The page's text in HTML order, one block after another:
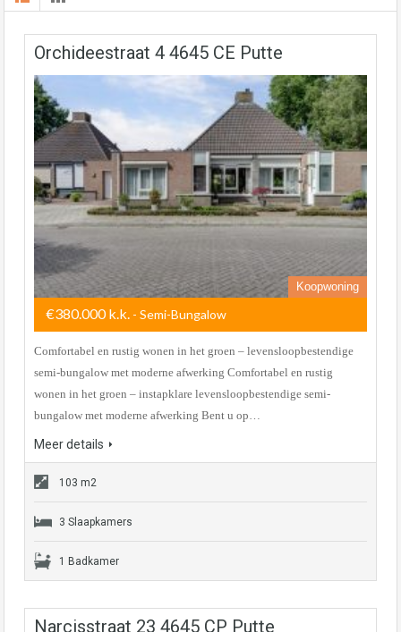
Orchideestraat 4 4645 CE Putte
Koopwoning
€380.000 k.k. - Semi-Bungalow
Comfortabel en rustig wonen in het groen – levensloopbestendige
semi-bungalow met moderne afwerking Comfortabel en rustig
wonen in het groen – instapklare levensloopbestendige semi-
bungalow met moderne afwerking Bent u op…
Meer details
103 m2
3 Slaapkamers
1 Badkamer
Narcisstraat 23 4645 CP Putte